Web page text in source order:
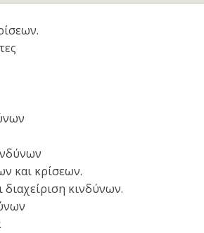
και κρίσεων.
κινδύνων.